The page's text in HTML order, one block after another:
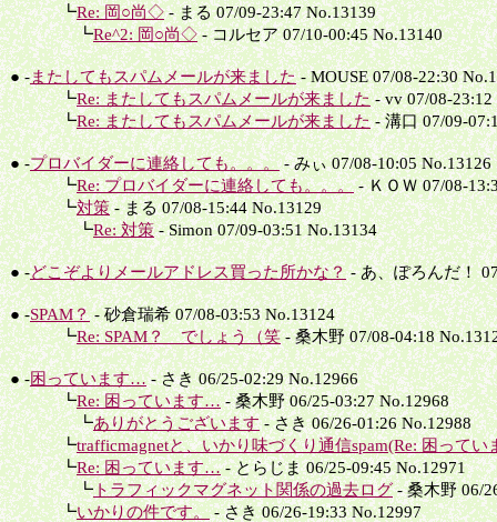
┗Re: 岡○尚◇- まる 07/09-23:47 No.13139
┗Re^2: 岡○尚◇- コルセア 07/10-00:45 No.13140
● -またしてもスパムメールが来ました- MOUSE 07/08-22:30
┗Re: またしてもスパムメールが来ました- vv 07/08-23:12
┗Re: またしてもスパムメールが来ました- 溝口 07/09-
● -プロバイダーに連絡しても。。。- みぃ 07/08-10:05 No.13126
┗Re: プロバイダーに連絡しても。。。- ＫＯＷ 07/08-
┗対策- まる 07/08-15:44 No.13129
┗Re: 対策- Simon 07/09-03:51 No.13134
● -どこぞよりメールアドレス買った所かな？- あ、ぽろんだ！
● -SPAM？- 砂倉瑞希 07/08-03:53 No.13124
┗Re: SPAM？ でしょう（笑- 桑木野 07/08-04:18
● -困っています…- さき 06/25-02:29 No.12966
┗Re: 困っています…- 桑木野 06/25-03:27 No.12968
┗ありがとうございます- さき 06/26-01:26 No.12988
┗trafficmagnetと、いかり味づくり通信spam(Re: 困ってい
┗Re: 困っています…- とらじま 06/25-09:45 No.12971
┗トラフィックマグネット関係の過去ログ- 桑木野 06/
┗いかりの件です。- さき 06/26-19:33 No.12997